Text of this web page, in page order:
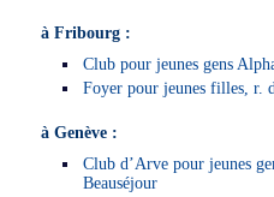
à Fribourg :
Club pour jeunes gens
Foyer pour jeunes filles, r.
à Genève :
Club d’Arve pour jeunes
Beauséjour